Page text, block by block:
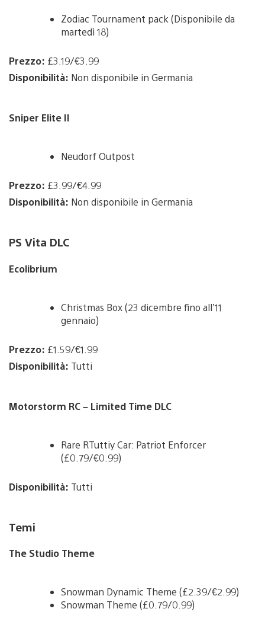
Zodiac Tournament pack (Disponibile da
martedì 18)
Prezzo: £3.19/€3.99
Disponibilità: Non disponibile in Germania
Sniper Elite II
Neudorf Outpost
Prezzo: £3.99/€4.99
Disponibilità: Non disponibile in Germania
PS Vita DLC
Ecolibrium
Christmas Box (23 dicembre fino all’11
gennaio)
Prezzo: £1.59/€1.99
Disponibilità: Tutti
Motorstorm RC – Limited Time DLC
Rare RTuttiy Car: Patriot Enforcer
(£0.79/€0.99)
Disponibilità: Tutti
Temi
The Studio Theme
Snowman Dynamic Theme (£2.39/€2.99)
Snowman Theme (£0.79/0.99)